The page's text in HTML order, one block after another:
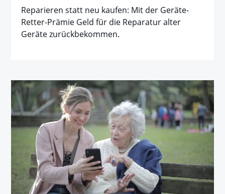
Reparieren statt neu kaufen: Mit der Geräte-
Retter-Prämie Geld für die Reparatur alter
Geräte zurückbekommen.